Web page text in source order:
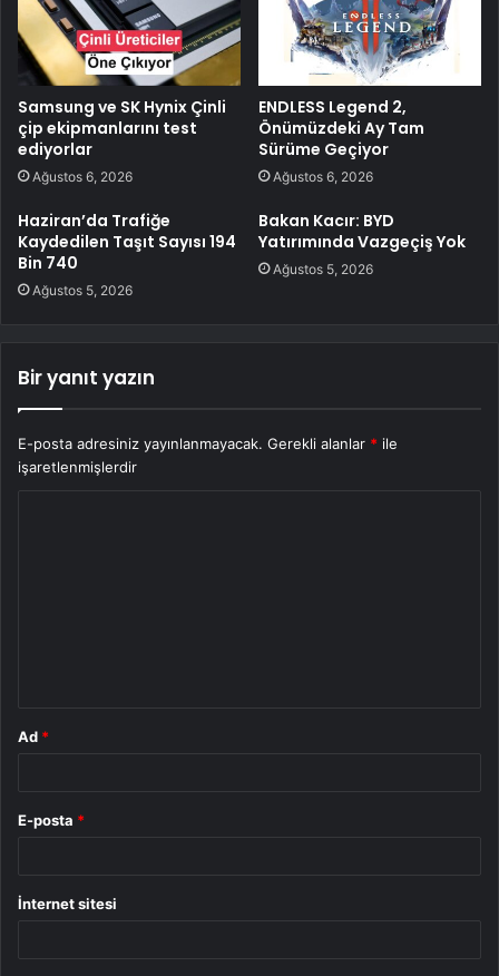
Samsung ve SK Hynix Çinli
çip ekipmanlarını test
ediyorlar
Ağustos 6, 2026
ENDLESS Legend 2,
Önümüzdeki Ay Tam
Sürüme Geçiyor
Ağustos 6, 2026
Haziran’da Trafiğe
Kaydedilen Taşıt Sayısı 194
Bin 740
Ağustos 5, 2026
Bakan Kacır: BYD
Yatırımında Vazgeçiş Yok
Ağustos 5, 2026
Bir yanıt yazın
E-posta adresiniz yayınlanmayacak. Gerekli alanlar * ile
işaretlenmişlerdir
Ad *
E-posta *
İnternet sitesi